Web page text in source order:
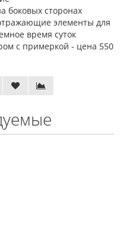
боковых сторонах
элементы для
время суток
с примеркой - цена 550